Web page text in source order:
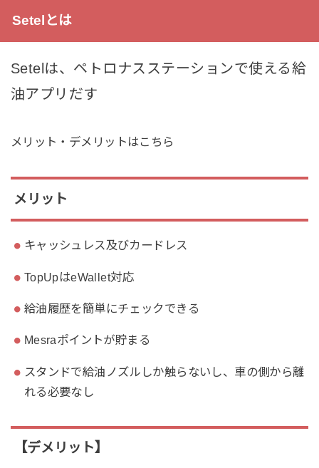
Setelとは
Setelは、ペトロナスステーションで使える給
油アプリだす
メリット・デメリットはこちら
メリット
キャッシュレス及びカードレス
TopUpはeWallet対応
給油履歴を簡単にチェックできる
Mesraポイントが貯まる
スタンドで給油ノズルしか触らないし、車の側から離
れる必要なし
【デメリット】